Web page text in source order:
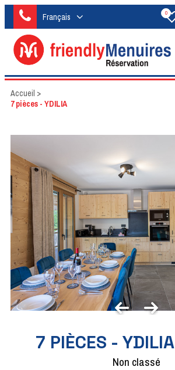
Français 0
Accueil >
7 pièces - YDILIA
7 PIÈCES - YDILIA
Non classé